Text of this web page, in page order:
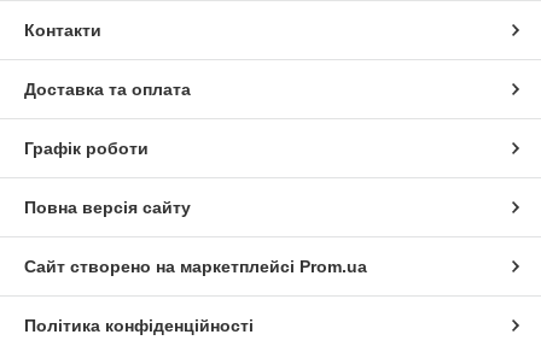
Контакти
Доставка та оплата
Графік роботи
Повна версія сайту
Сайт створено на маркетплейсі Prom.ua
Політика конфіденційності